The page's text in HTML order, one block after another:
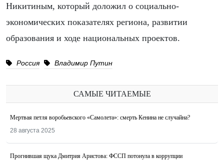
Никитиным, который доложил о социально-
экономических показателях региона, развитии
образования и ходе национальных проектов.
Россия Владимир Путин
САМЫЕ ЧИТАЕМЫЕ
Мертвая петля воробьевского «Самолета»: смерть Кенина не случайна?
28 августа 2025
Прогнившая щука Дмитрия Аристова: ФССП потонула в коррупции